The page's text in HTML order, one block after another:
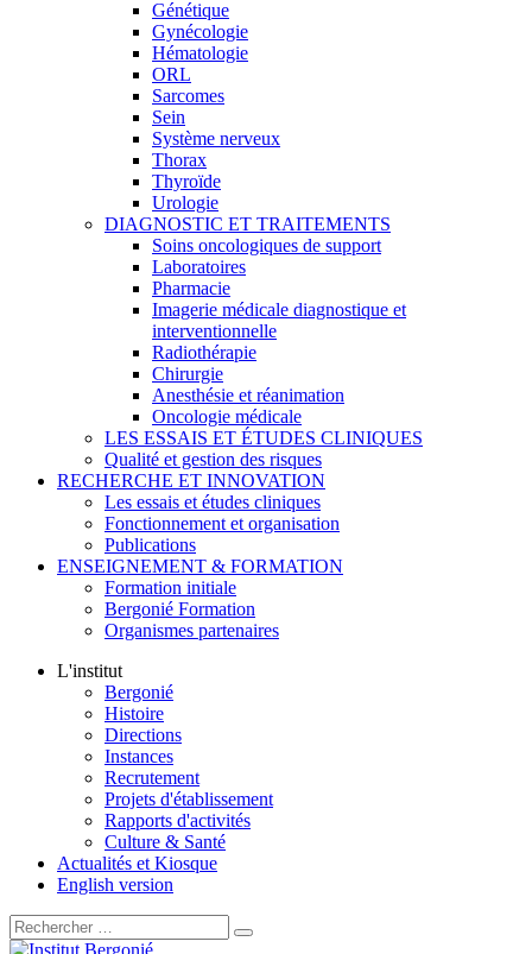
Génétique
Gynécologie
Hématologie
ORL
Sarcomes
Sein
Système nerveux
Thorax
Thyroïde
Urologie
DIAGNOSTIC ET TRAITEMENTS
Soins oncologiques de support
Laboratoires
Pharmacie
Imagerie médicale diagnostique et
interventionnelle
Radiothérapie
Chirurgie
Anesthésie et réanimation
Oncologie médicale
LES ESSAIS ET ÉTUDES CLINIQUES
Qualité et gestion des risques
RECHERCHE ET INNOVATION
Les essais et études cliniques
Fonctionnement et organisation
Publications
ENSEIGNEMENT & FORMATION
Formation initiale
Bergonié Formation
Organismes partenaires
L'institut
Bergonié
Histoire
Directions
Instances
Recrutement
Projets d'établissement
Rapports d'activités
Culture & Santé
Actualités et Kiosque
English version
Rechercher :